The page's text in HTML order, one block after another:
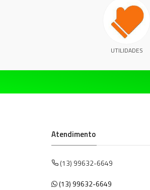
UTILIDADES
Atendimento
(13) 99632-6649
(13) 99632-6649